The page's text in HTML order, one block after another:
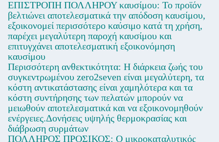
ΕΠΙΣΤΡΟΠΗ ΠΟΛΛΗΡΟΥ καυσίμου: Το προϊόν
βελτιώνει αποτελεσματικά την απόδοση καυσίμου,
εξοικονομεί περισσότερο καύσιμο κατά τη χρήση,
παρέχει μεγαλύτερη παροχή καυσίμου και
επιτυγχάνει αποτελεσματική εξοικονόμηση
καυσίμου
Περισσότερη ανθεκτικότητα: Η διάρκεια ζωής του
συγκεντρωμένου zero2seven είναι μεγαλύτερη, τα
κόστη αντικατάστασης είναι χαμηλότερα και τα
κόστη συντήρησης των πελατών μπορούν να
μειωθούν αποτελεσματικά και να εξοικονομηθούν
ενέργειες.Δονήσεις υψηλής θερμοκρασίας και
διάβρωση συρμάτων
ΠΟΛΛΗΡΟΣ ΠΡΟΣΙΚΟΣ: Ο μικροκαταλυτικός